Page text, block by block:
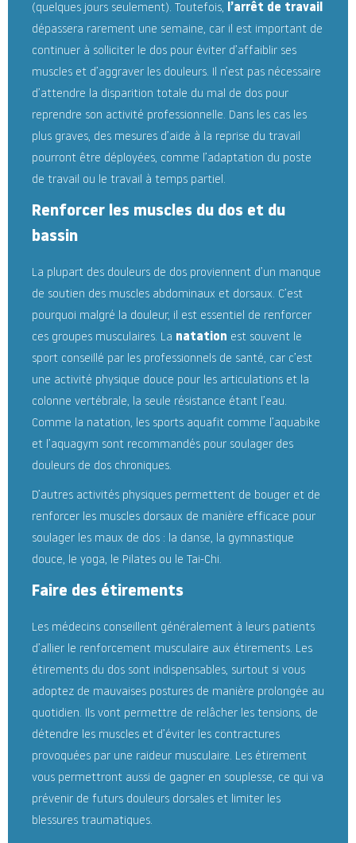
(quelques jours seulement). Toutefois, l’arrêt de travail
dépassera rarement une semaine, car il est important de
continuer à solliciter le dos pour éviter d’affaiblir ses
muscles et d’aggraver les douleurs. Il n’est pas nécessaire
d’attendre la disparition totale du mal de dos pour
reprendre son activité professionnelle. Dans les cas les
plus graves, des mesures d’aide à la reprise du travail
pourront être déployées, comme l’adaptation du poste
de travail ou le travail à temps partiel.
Renforcer les muscles du dos et du
bassin
La plupart des douleurs de dos proviennent d’un manque
de soutien des muscles abdominaux et dorsaux. C’est
pourquoi malgré la douleur, il est essentiel de renforcer
ces groupes musculaires. La natation est souvent le
sport conseillé par les professionnels de santé, car c’est
une activité physique douce pour les articulations et la
colonne vertébrale, la seule résistance étant l’eau.
Comme la natation, les sports aquafit comme l’aquabike
et l’aquagym sont recommandés pour soulager des
douleurs de dos chroniques.
D’autres activités physiques permettent de bouger et de
renforcer les muscles dorsaux de manière efficace pour
soulager les maux de dos : la danse, la gymnastique
douce, le yoga, le Pilates ou le Tai-Chi.
Faire des étirements
Les médecins conseillent généralement à leurs patients
d’allier le renforcement musculaire aux étirements. Les
étirements du dos sont indispensables, surtout si vous
adoptez de mauvaises postures de manière prolongée au
quotidien. Ils vont permettre de relâcher les tensions, de
détendre les muscles et d’éviter les contractures
provoquées par une raideur musculaire. Les étirement
vous permettront aussi de gagner en souplesse, ce qui va
prévenir de futurs douleurs dorsales et limiter les
blessures traumatiques.